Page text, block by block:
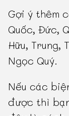
Gợi ý thêm
Quốc, Đức,
Hữu, Trung,
Ngọc Quý.
Nếu các
được thì